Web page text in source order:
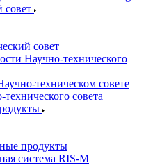
совет
совет
Научно-технического
техническом совете
совета
продукты
система RIS-M